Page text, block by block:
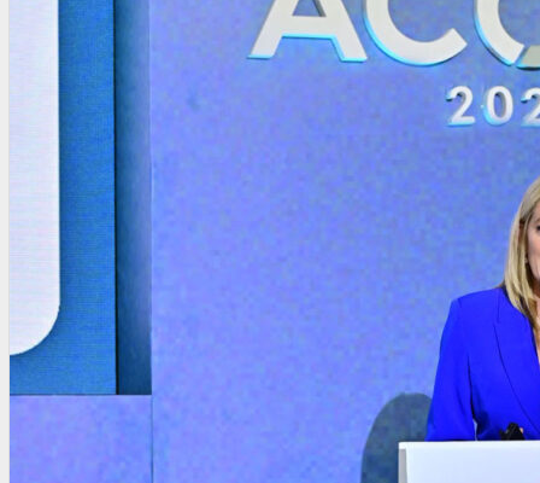
OTRAS NORMAS
INNOVACIÓN
NOTICIAS
LA CONFE
ITC
INESE – FÜTURE LATAM
INTERNACIONALES
AMÉRICA LATINA
ESTADOS UNIDOS
EUROPA
RESTO DEL MUNDO
PREVENCIÓN
MEDIOAMBIENTE
RIESGOS DEL TRABAJO